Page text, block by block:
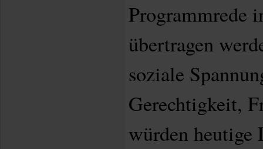
Programmrede
übertragen
soziale
Gerechtigkeit,
würden heutige